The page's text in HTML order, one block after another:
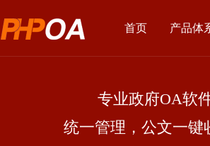
首页 产品体
专业政府OA软件
统一管理，公文一键